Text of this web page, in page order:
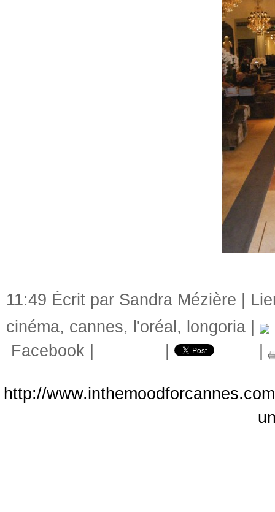
11:49 Écrit par Sandra Mézière |
cinéma, cannes, l'oréal , longoria
Facebook
http://